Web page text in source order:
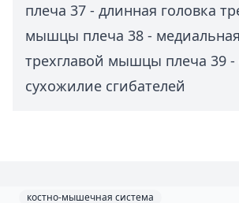
плеча 37 - длинная головка
мышцы плеча 38 -
трехглавой мышцы плеча 39
сухожилие сгибателей
костно-мышечная система